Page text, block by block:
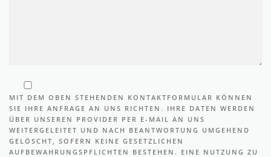
MIT DEM OBEN STEHENDEN KONTAKTFORMULAR KÖNNEN
SIE IHRE ANFRAGE AN UNS RICHTEN. IHRE DATEN WERDEN
ÜBER UNSEREN PROVIDER PER E-MAIL AN UNS
WEITERGELEITET UND NACH BEANTWORTUNG UMGEHEND
GELÖSCHT, SOFERN KEINE GESETZLICHEN
AUFBEWAHRUNGSPFLICHTEN BESTEHEN. EINE NUTZUNG ZU